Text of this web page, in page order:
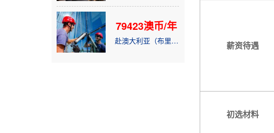
79423澳币/年
赴澳大利亚（布里斯
薪资待遇
初选材料